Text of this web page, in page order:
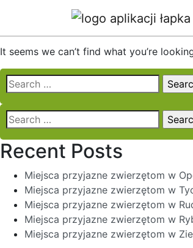
Nothing Found
It seems we can’t find what you’re
Search
for:
Search
for:
Recent Posts
Miejsca przyjazne zwierzętom w
Miejsca przyjazne zwierzętom w
Miejsca przyjazne zwierzętom w
Miejsca przyjazne zwierzętom w
Miejsca przyjazne zwierzętom w